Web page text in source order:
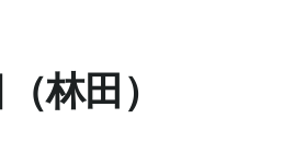
林田）